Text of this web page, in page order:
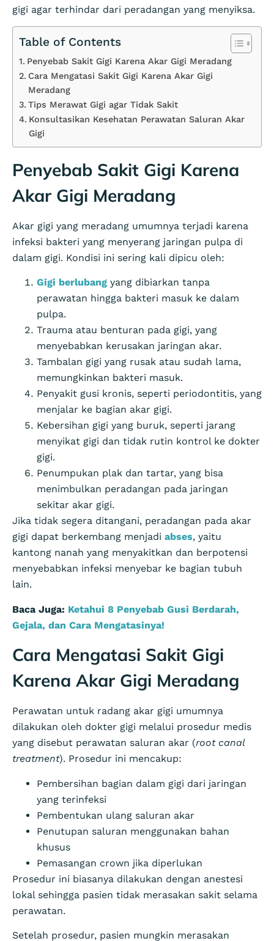
gigi agar terhindar dari peradangan yang menyiksa.
Table of Contents
Penyebab Sakit Gigi Karena Akar Gigi Meradang
Cara Mengatasi Sakit Gigi Karena Akar Gigi
Meradang
Tips Merawat Gigi agar Tidak Sakit
Konsultasikan Kesehatan Perawatan Saluran Akar
Gigi
Penyebab Sakit Gigi Karena
Akar Gigi Meradang
Akar gigi yang meradang umumnya terjadi karena
infeksi bakteri yang menyerang jaringan pulpa di
dalam gigi. Kondisi ini sering kali dipicu oleh:
Gigi berlubang yang dibiarkan tanpa
perawatan hingga bakteri masuk ke dalam
pulpa.
Trauma atau benturan pada gigi, yang
menyebabkan kerusakan jaringan akar.
Tambalan gigi yang rusak atau sudah lama,
memungkinkan bakteri masuk.
Penyakit gusi kronis, seperti periodontitis, yang
menjalar ke bagian akar gigi.
Kebersihan gigi yang buruk, seperti jarang
menyikat gigi dan tidak rutin kontrol ke dokter
gigi.
Penumpukan plak dan tartar, yang bisa
menimbulkan peradangan pada jaringan
sekitar akar gigi.
Jika tidak segera ditangani, peradangan pada akar
gigi dapat berkembang menjadi abses, yaitu
kantong nanah yang menyakitkan dan berpotensi
menyebabkan infeksi menyebar ke bagian tubuh
lain.
Baca Juga: Ketahui 8 Penyebab Gusi Berdarah,
Gejala, dan Cara Mengatasinya!
Cara Mengatasi Sakit Gigi
Karena Akar Gigi Meradang
Perawatan untuk radang akar gigi umumnya
dilakukan oleh dokter gigi melalui prosedur medis
yang disebut perawatan saluran akar (root canal
treatment). Prosedur ini mencakup:
Pembersihan bagian dalam gigi dari jaringan
yang terinfeksi
Pembentukan ulang saluran akar
Penutupan saluran menggunakan bahan
khusus
Pemasangan crown jika diperlukan
Prosedur ini biasanya dilakukan dengan anestesi
lokal sehingga pasien tidak merasakan sakit selama
perawatan.
Setelah prosedur, pasien mungkin merasakan